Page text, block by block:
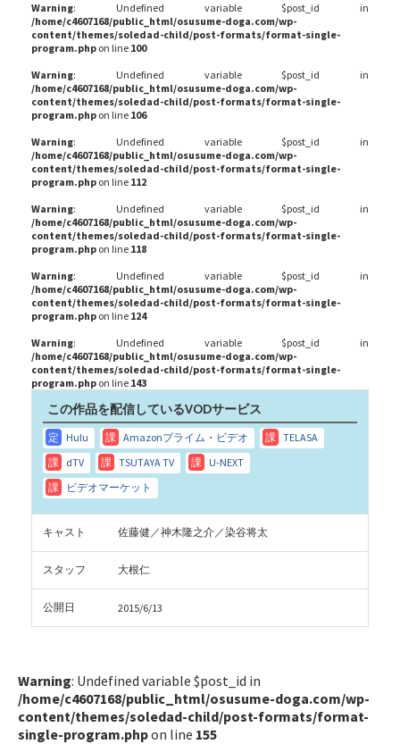
Warning: Undefined variable $post_id in
/home/c4607168/public_html/osusume-doga.com/wp-
content/themes/soledad-child/post-formats/format-single-
program.php on line 100
Warning: Undefined variable $post_id in
/home/c4607168/public_html/osusume-doga.com/wp-
content/themes/soledad-child/post-formats/format-single-
program.php on line 106
Warning: Undefined variable $post_id in
/home/c4607168/public_html/osusume-doga.com/wp-
content/themes/soledad-child/post-formats/format-single-
program.php on line 112
Warning: Undefined variable $post_id in
/home/c4607168/public_html/osusume-doga.com/wp-
content/themes/soledad-child/post-formats/format-single-
program.php on line 118
Warning: Undefined variable $post_id in
/home/c4607168/public_html/osusume-doga.com/wp-
content/themes/soledad-child/post-formats/format-single-
program.php on line 124
Warning: Undefined variable $post_id in
/home/c4607168/public_html/osusume-doga.com/wp-
content/themes/soledad-child/post-formats/format-single-
program.php on line 143
この作品を配信しているVODサービス
キャスト 佐藤健／神木隆之介／染谷将太
スタッフ 大根仁
公開日 2015/6/13
Warning: Undefined variable $post_id in
/home/c4607168/public_html/osusume-doga.com/wp-
content/themes/soledad-child/post-formats/format-
single-program.phpon line 155